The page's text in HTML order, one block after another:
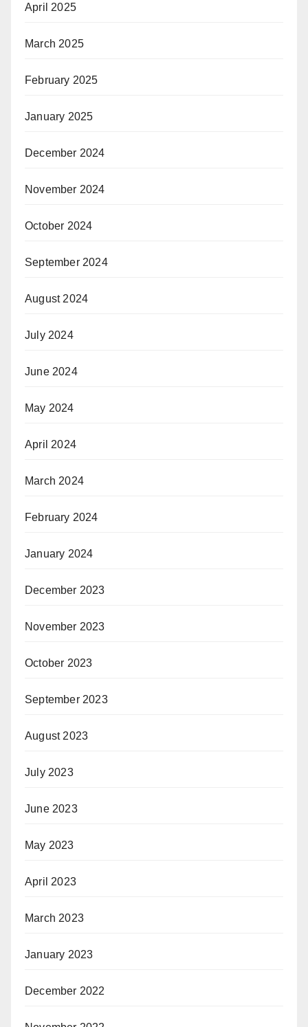
April 2025
March 2025
February 2025
January 2025
December 2024
November 2024
October 2024
September 2024
August 2024
July 2024
June 2024
May 2024
April 2024
March 2024
February 2024
January 2024
December 2023
November 2023
October 2023
September 2023
August 2023
July 2023
June 2023
May 2023
April 2023
March 2023
January 2023
December 2022